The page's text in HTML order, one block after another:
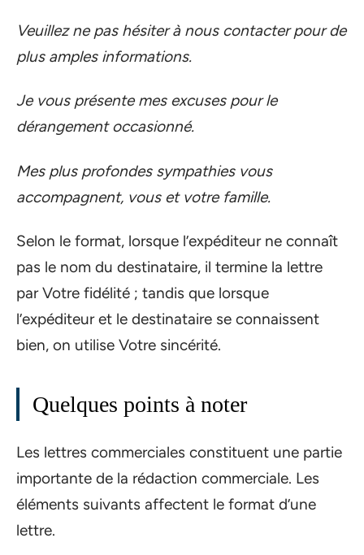
Veuillez ne pas hésiter à nous contacter pour de
plus amples informations.
Je vous présente mes excuses pour le
dérangement occasionné.
Mes plus profondes sympathies vous
accompagnent, vous et votre famille.
Selon le format, lorsque l’expéditeur ne connaît
pas le nom du destinataire, il termine la lettre
par Votre fidélité ; tandis que lorsque
l’expéditeur et le destinataire se connaissent
bien, on utilise Votre sincérité.
Quelques points à noter
Les lettres commerciales constituent une partie
importante de la rédaction commerciale. Les
éléments suivants affectent le format d’une
lettre.